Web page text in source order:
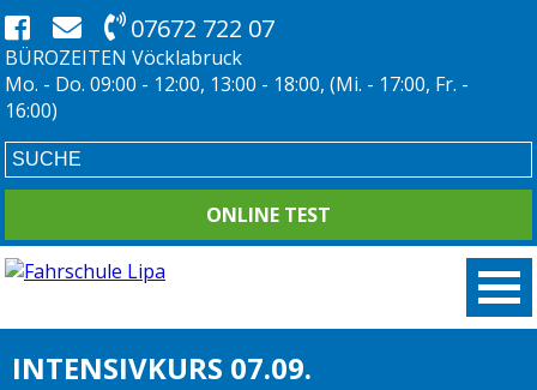
07672 722 07
BÜROZEITEN Vöcklabruck
Mo. - Do. 09:00 - 12:00, 13:00 - 18:00, (Mi. - 17:00, Fr. -
16:00)
ONLINE TEST
INTENSIVKURS 07.09.